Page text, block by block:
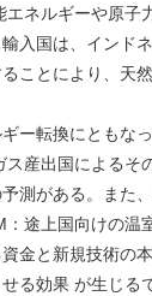
ネルギーや原子
入国は、インド
ことにより、天
ー転換にともな
産出国によるそ
測がある。また
途上国向けの温
金と新規技術の
る効果 が生じる